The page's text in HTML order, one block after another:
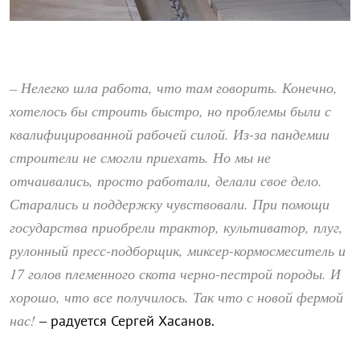
– Нелегко шла работа, что там говорить. Конечно,
хотелось бы строить быстро, но проблемы были с
квалифицированной рабочей силой. Из-за пандемии
строители не смогли приехать. Но мы не
отчаивались, просто работали, делали свое дело.
Старались и поддержку чувствовали. При помощи
государства приобрели трактор, культиватор, плуг,
рулонный пресс-подборщик, миксер-кормосмеситель и
17 голов племенного скота черно-пестрой породы. И
хорошо, что все получилось. Так что с новой фермой
нас!– радуется Сергей Хасанов.